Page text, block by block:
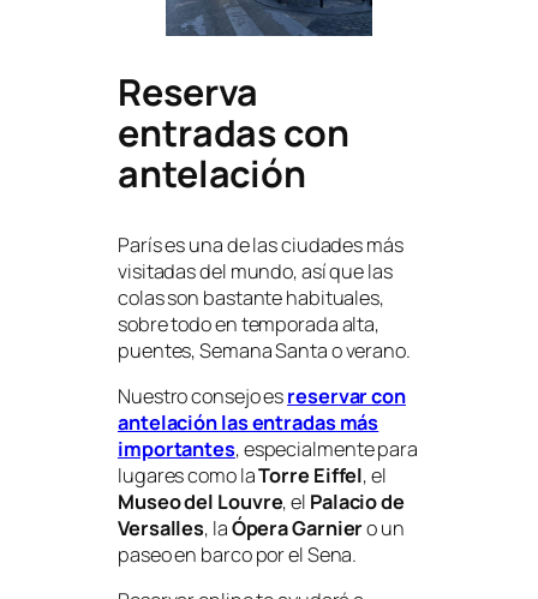
Reserva
entradas con
antelación
París es una de las ciudades más
visitadas del mundo, así que las
colas son bastante habituales,
sobre todo en temporada alta,
puentes, Semana Santa o verano.
Nuestro consejo esreservar con
antelación las entradas más
importantes, especialmente para
lugares como laTorre Eiffel, el
Museo del Louvre, el Palacio de
Versalles, laÓpera Garniero un
paseo en barco por el Sena.